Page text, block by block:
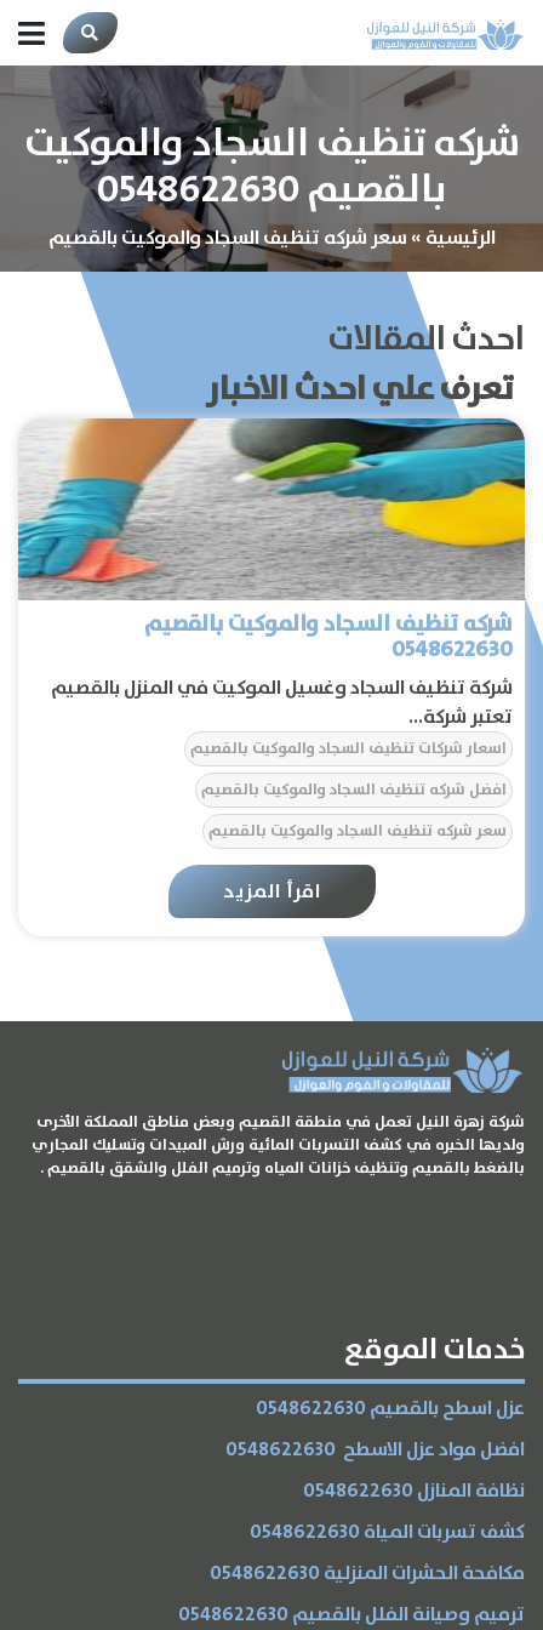
شركه تنظيف السجاد والموكيت
بالقصيم 0548622630
الرئيسية»سعر شركه تنظيف السجاد والموكيت بالقصيم
احدث المقالات
تعرف علي احدث الاخبار
شركه تنظيف السجاد والموكيت بالقصيم
0548622630
شركة تنظيف السجاد وغسيل الموكيت في المنزل بالقصيم
تعتبر شركة...
اسعار شركات تنظيف السجاد والموكيت بالقصيم
افضل شركه تنظيف السجاد والموكيت بالقصيم
سعر شركه تنظيف السجاد والموكيت بالقصيم
شركات تنظيف السجاد والموكيت بالقصيم
شركه تنظيف السجاد والموكيت بالقصيم
اقرأ المزيد
شركة زهرة النيل تعمل في منطقة القصيم وبعض مناطق المملكة الأخرى
ولديها الخبره في كشف التسربات المائية ورش المبيدات وتسليك المجاري
بالضغط بالقصيم وتنظيف خزانات المياه وترميم الفلل والشقق بالقصيم .
خدمات الموقع
عزل اسطح بالقصيم 0548622630
افضل مواد عزل الاسطح 0548622630
نظافة المنازل 0548622630
كشف تسربات المياة 0548622630
مكافحة الحشرات المنزلية 0548622630
ترميم وصيانة الفلل بالقصيم 0548622630
الرئيسية
تواصل معنا
المقالات
الخدمات